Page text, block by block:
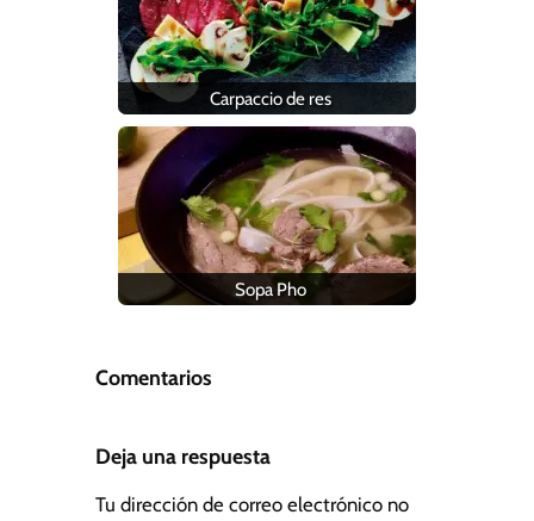
Carpaccio de res
Sopa Pho
Comentarios
Deja una respuesta
Tu dirección de correo electrónico no